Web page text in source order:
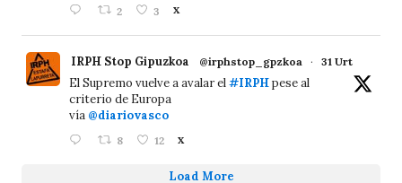
2 3 X
IRPH Stop Gipuzkoa @irphstop_gpzkoa · 31 Urt
El Supremo vuelve a avalar el#IRPHpese al
criterio de Europa
vía @diariovasco
8 12 X
Load More